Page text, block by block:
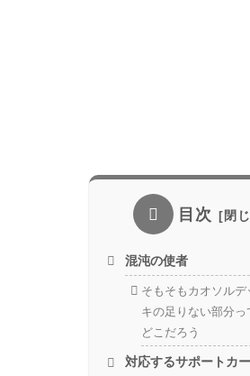
目次
混沌の使者
そもそもカオソルデ
キの足りない部分っ
どこだろう
対応するサポートカ